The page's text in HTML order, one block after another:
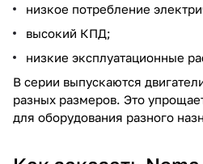
низкое потребление
высокий КПД;
низкие эксплуатационные
В серии выпускаются
разных размеров. Это
для оборудования разного